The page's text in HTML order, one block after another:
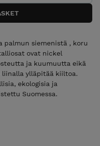
palmun siemenistä , koru
ovat nickel
ja kuumuutta eikä
liinalla ylläpitää kiiltoa.
ekologisia ja
Suomessa.